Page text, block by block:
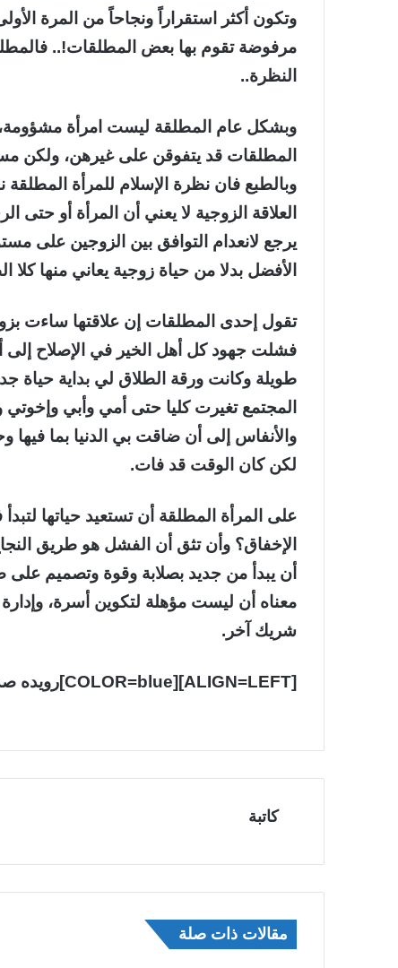
وتكون أكثر استقراراً ونجاحاً من المرة
مرفوضة تقوم بها بعض المطلقات!..
النظرة..
وبشكل عام المطلقة ليست امرأة
المطلقات قد يتفوقن على غيرهن، ولكن
وبالطبع فان نظرة الإسلام للمرأة
العلاقة الزوجية لا يعني أن المرأة أو حتى
يرجع لانعدام التوافق بين الزوجين على
الأفضل بدلا من حياة زوجية يعاني منها كلا
تقول إحدى المطلقات إن علاقتها ساءت
فشلت جهود كل أهل الخير في الإصلاح
طويلة وكانت ورقة الطلاق لي بداية حياة
المجتمع تغيرت كليا حتى أمي وأبي
والأنفاس إلى أن ضاقت بي الدنيا بما
لكن كان الوقت قد فات.
على المرأة المطلقة أن تستعيد حياتها
الإخفاق؟ وأن تثق أن الفشل هو طريق
أن يبدأ من جديد بصلابة وقوة وتصميم
معناه أن ليست مؤهلة لتكوين أسرة،
شريك آخر.
[ALIGN=LEFT][COLOR=blue]رويده صديقي[/COLOR] مستشارة قانونية[/ALIGN]
كاتبة
مقالات ذات صلة